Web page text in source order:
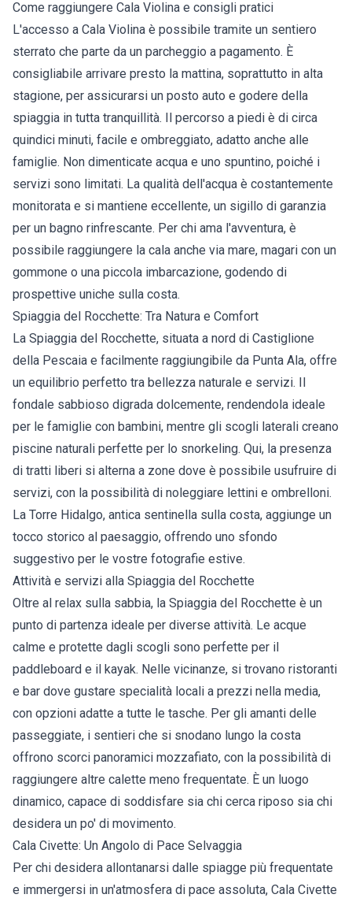
Come raggiungere Cala Violina e consigli pratici
L'accesso a Cala Violina è possibile tramite un sentiero
sterrato che parte da un parcheggio a pagamento. È
consigliabile arrivare presto la mattina, soprattutto in alta
stagione, per assicurarsi un posto auto e godere della
spiaggia in tutta tranquillità. Il percorso a piedi è di circa
quindici minuti, facile e ombreggiato, adatto anche alle
famiglie. Non dimenticate acqua e uno spuntino, poiché i
servizi sono limitati. La qualità dell'acqua è costantemente
monitorata e si mantiene eccellente, un sigillo di garanzia
per un bagno rinfrescante. Per chi ama l'avventura, è
possibile raggiungere la cala anche via mare, magari con un
gommone o una piccola imbarcazione, godendo di
prospettive uniche sulla costa.
Spiaggia del Rocchette: Tra Natura e Comfort
La Spiaggia del Rocchette, situata a nord di Castiglione
della Pescaia e facilmente raggiungibile da Punta Ala, offre
un equilibrio perfetto tra bellezza naturale e servizi. Il
fondale sabbioso digrada dolcemente, rendendola ideale
per le famiglie con bambini, mentre gli scogli laterali creano
piscine naturali perfette per lo snorkeling. Qui, la presenza
di tratti liberi si alterna a zone dove è possibile usufruire di
servizi, con la possibilità di noleggiare lettini e ombrelloni.
La Torre Hidalgo, antica sentinella sulla costa, aggiunge un
tocco storico al paesaggio, offrendo uno sfondo
suggestivo per le vostre fotografie estive.
Attività e servizi alla Spiaggia del Rocchette
Oltre al relax sulla sabbia, la Spiaggia del Rocchette è un
punto di partenza ideale per diverse attività. Le acque
calme e protette dagli scogli sono perfette per il
paddleboard e il kayak. Nelle vicinanze, si trovano ristoranti
e bar dove gustare specialità locali a prezzi nella media,
con opzioni adatte a tutte le tasche. Per gli amanti delle
passeggiate, i sentieri che si snodano lungo la costa
offrono scorci panoramici mozzafiato, con la possibilità di
raggiungere altre calette meno frequentate. È un luogo
dinamico, capace di soddisfare sia chi cerca riposo sia chi
desidera un po' di movimento.
Cala Civette: Un Angolo di Pace Selvaggia
Per chi desidera allontanarsi dalle spiagge più frequentate
e immergersi in un'atmosfera di pace assoluta, Cala Civette